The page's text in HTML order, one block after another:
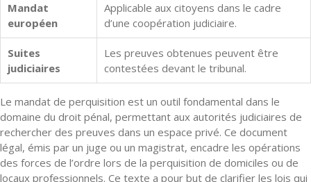
Mandat
européen
Applicable aux citoyens dans le cadre
d’une coopération judiciaire.
Suites
judiciaires
Les preuves obtenues peuvent être
contestées devant le tribunal.
Le mandat de perquisition est un outil fondamental dans le
domaine du droit pénal, permettant aux autorités judiciaires de
rechercher des preuves dans un espace privé. Ce document
légal, émis par un juge ou un magistrat, encadre les opérations
des forces de l’ordre lors de la perquisition de domiciles ou de
locaux professionnels. Ce texte a pour but de clarifier les lois qui